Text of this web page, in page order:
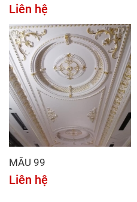
Liên hệ
MẪU 99
Liên hệ